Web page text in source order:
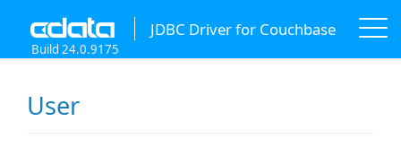
JDBC Driver for Couchbase
Build 24.0.9175
User